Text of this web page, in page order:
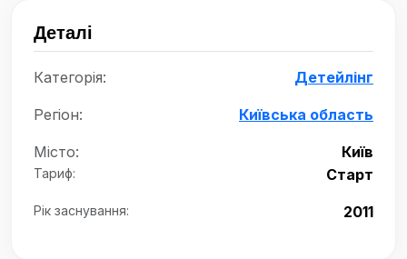
Деталі
Категорія: Детейлінг
Регіон: Київська область
Місто: Київ
Тариф: Старт
Рік заснування: 2011